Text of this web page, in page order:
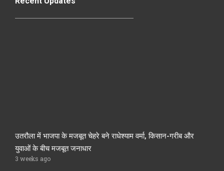
उतरौला में भाजपा के मजबूत चेहरे बने राधेश्याम वर्मा, किसान-गरीब और
युवाओं के बीच मजबूत जनाधार
3 weeks ago